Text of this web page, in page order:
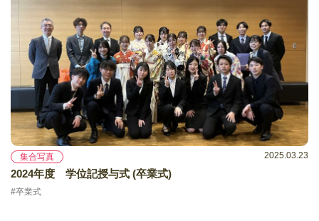
集合写真 2025.03.23
2024年度 学位記授与式 (卒業式)
#卒業式